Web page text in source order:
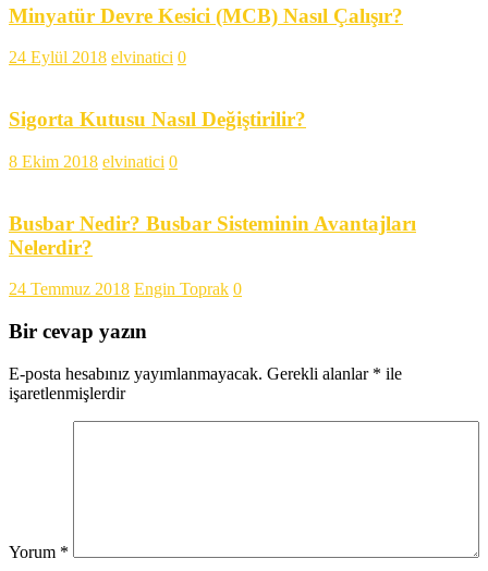
Minyatür Devre Kesici (MCB) Nasıl Çalışır?
24 Eylül 2018 elvinatici 0
Sigorta Kutusu Nasıl Değiştirilir?
8 Ekim 2018 elvinatici 0
Busbar Nedir? Busbar Sisteminin Avantajları
Nelerdir?
24 Temmuz 2018 Engin Toprak 0
Bir cevap yazın
E-posta hesabınız yayımlanmayacak. Gerekli alanlar * ile
işaretlenmişlerdir
Yorum *